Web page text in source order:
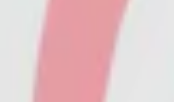
vatten, smakämnen, surhetsreglerande